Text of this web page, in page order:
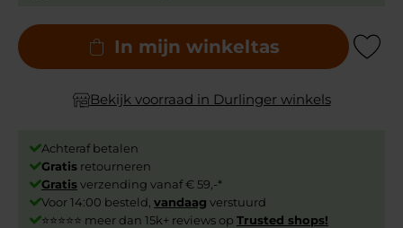
In mijn winkeltas Add to
Bekijk voorraad in Durlinger winkels
Achteraf betalen
Gratis retourneren
Gratisverzending vanaf € 59,-*
Voor 14:00 besteld, vandaag verstuurd
⭐⭐⭐⭐⭐ meer dan 15k+ reviews op Trusted shops!